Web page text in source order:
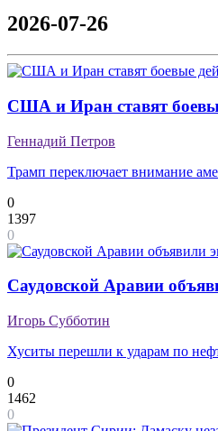
2026-07-26
США и Иран ставят
Геннадий Петров
Трамп переключает внимание
0
1397
0
Саудовской Аравии
Игорь Субботин
Хуситы перешли к ударам по
0
1462
0